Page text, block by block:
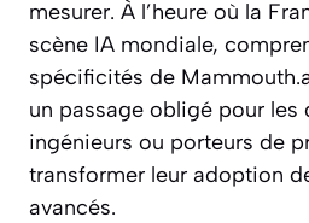
mesurer. À l’heure où la
scène IA mondiale,
spécificités de
un passage obligé pour les
ingénieurs ou porteurs de
transformer leur adoption
avancés.